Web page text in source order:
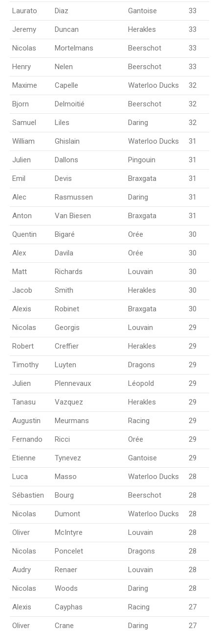
Laurato Diaz Gantoise 33
Jeremy Duncan Herakles 33
Nicolas Mortelmans Beerschot 33
Henry Nelen Beerschot 33
Maxime Capelle Waterloo Ducks 32
Bjorn Delmoitié Beerschot 32
Samuel Liles Daring 32
William Ghislain Waterloo Ducks 31
Julien Dallons Pingouin 31
Emil Devis Braxgata 31
Alec Rasmussen Daring 31
Anton Van Biesen Braxgata 31
Quentin Bigaré Orée 30
Alex Davila Orée 30
Matt Richards Louvain 30
Jacob Smith Herakles 30
Alexis Robinet Braxgata 30
Nicolas Georgis Louvain 29
Robert Creffier Herakles 29
Timothy Luyten Dragons 29
Julien Plennevaux Léopold 29
Tanasu Vazquez Herakles 29
Augustin Meurmans Racing 29
Fernando Ricci Orée 29
Etienne Tynevez Gantoise 29
Luca Masso Waterloo Ducks 28
Sébastien Bourg Beerschot 28
Nicolas Dumont Waterloo Ducks 28
Oliver McIntyre Louvain 28
Nicolas Poncelet Dragons 28
Audry Renaer Louvain 28
Nicolas Woods Daring 28
Alexis Cayphas Racing 27
Oliver Crane Daring 27